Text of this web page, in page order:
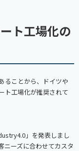
ト工場化の
ることから、ドイツや
ト工場化が推奨されて
」を発表しまし
ニーズに合わせてカスタ